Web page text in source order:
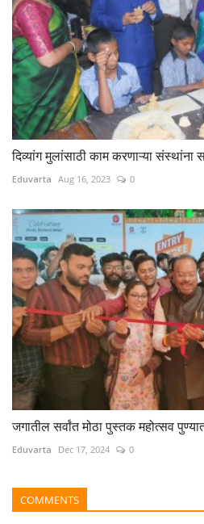
दिव्यांग मुलांसाठी काम करणाऱ्या संस्थांना
Eduvarta Aug 16, 2023 0
जगातील सर्वांत मोठा पुस्तक महोत्सव
Eduvarta Dec 17, 2024 0
COMMENTS